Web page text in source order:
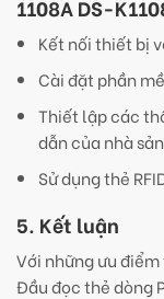
1108A DS-
Kết nối thiết bị
Cài đặt phần
Thiết lập các
dẫn của nhà
Sử dụng thẻ
5. Kết luận
Với những ưu
Đầu đọc thẻ dòng